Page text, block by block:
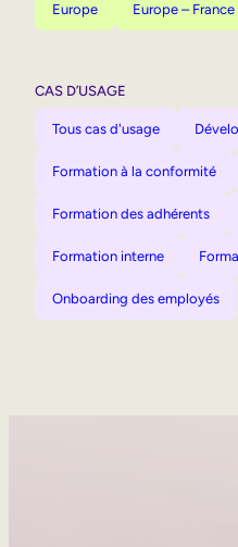
Europe Europe – France
CAS D’USAGE
Tous cas d'usage
Formation à la conformité
Formation des adhérents
Formation interne
Onboarding des employés